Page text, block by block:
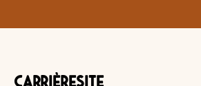
Carrièresite